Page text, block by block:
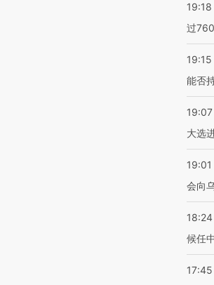
19:18
过
19:15
能否
19:07
大选
19:01
会向
18:24
候任
17:45